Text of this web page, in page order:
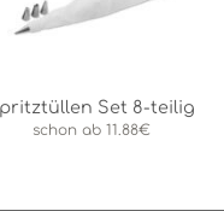
Set 8-teilig
schon ab 11.88€